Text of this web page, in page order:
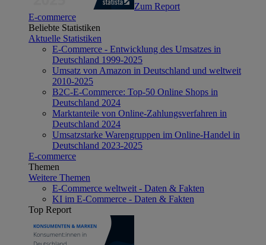
Zum Report
E-commerce
Beliebte Statistiken
Aktuelle Statistiken
E-Commerce - Entwicklung des Umsatzes in
Deutschland 1999-2025
Umsatz von Amazon in Deutschland und weltweit
2010-2025
B2C-E-Commerce: Top-50 Online Shops in
Deutschland 2024
Marktanteile von Online-Zahlungsverfahren in
Deutschland 2024
Umsatzstarke Warengruppen im Online-Handel in
Deutschland 2023-2025
E-commerce
Themen
Weitere Themen
E-Commerce weltweit - Daten & Fakten
KI im E-Commerce - Daten & Fakten
Top Report